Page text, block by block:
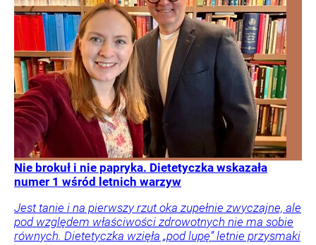
Nie brokuł i nie papryka. Dietetyczka wskazała
numer 1 wśród letnich warzyw
Jest tanie i na pierwszy rzut oka zupełnie zwyczajne, ale
pod względem właściwości zdrowotnych nie ma sobie
równych. Dietetyczka wzięła „pod lupę” letnie przysmaki